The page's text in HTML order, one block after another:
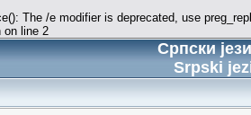
The /e modifier is deprecated, use
on line 2
Српски
Srpski